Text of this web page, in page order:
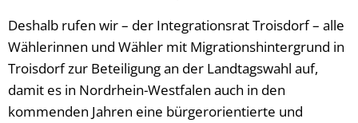
Deshalb rufen wir – der Integrationsrat Troisdorf – alle
Wählerinnen und Wähler mit Migrationshintergrund in
Troisdorf zur Beteiligung an der Landtagswahl auf,
damit es in Nordrhein-Westfalen auch in den
kommenden Jahren eine bürgerorientierte und